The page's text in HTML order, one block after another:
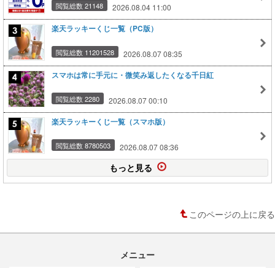
閲覧総数 21148 2026.08.04 11:00
楽天ラッキーくじ一覧（PC版）
閲覧総数 11201528 2026.08.07 08:35
スマホは常に手元に・微笑み返したくなる千日紅
閲覧総数 2280 2026.08.07 00:10
楽天ラッキーくじ一覧（スマホ版）
閲覧総数 8780503 2026.08.07 08:36
もっと見る
このページの上に戻る
メニュー